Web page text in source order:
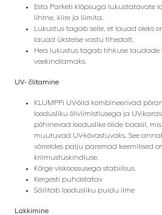
Esta Parketi klõpsuga lukustatavate
lihtne, kiire ja liimita.
Lukustus tagab selle, et lauad oleks
lauad üksteise vastu tihedalt,
Hea lukustus tagab tihkuse
veekindlamaks.
UV- õlitamine
KLUMPPi UV-õlid kombineerivad
loodusliku õliviimistlusega ja UV-
põhinevad looduslike õlide baasil,
muutuvad UV-kõvastuvaks. See
võrreldes palju paremad keemilised
kriimustuskindluse.
Kõrge viskoossusega stabiilsus
Kergesti puhastatav
Säilitab loodusliku puidu ilme
Lakkimine